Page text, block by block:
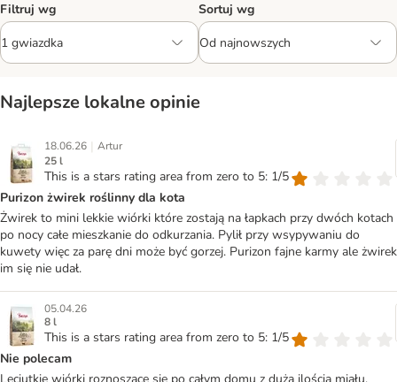
Filtruj wg Sortuj wg
Najlepsze lokalne opinie
18.06.26 | Artur
25 l
This is a stars rating area from zero to 5: 1/5
Purizon żwirek roślinny dla kota
Żwirek to mini lekkie wiórki które zostają na łapkach przy dwóch kotach
po nocy całe mieszkanie do odkurzania. Pylił przy wsypywaniu do
kuwety więc za parę dni może być gorzej. Purizon fajne karmy ale żwirek
im się nie udał.
05.04.26
8 l
This is a stars rating area from zero to 5: 1/5
Nie polecam